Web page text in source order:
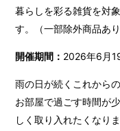
暮らしを彩る雑貨を対
す。（一部除外商品あり
開催期間： 2026年6月
雨の日が続くこれからの
お部屋で過ごす時間が
しく取り入れたくなりま